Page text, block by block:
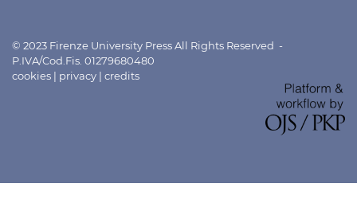
© 2023 Firenze University Press All Rights Reserved -
P.IVA/Cod.Fis. 01279680480
cookies | privacy | credits